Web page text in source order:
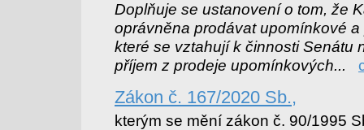
Doplňuje se ustanovení o tom, že
oprávněna prodávat upomínkové
které se vztahují k činnosti Senátu
příjem z prodeje upomínkových...
Zákon č. 167/2020 Sb.,
kterým se mění zákon č. 90/1995